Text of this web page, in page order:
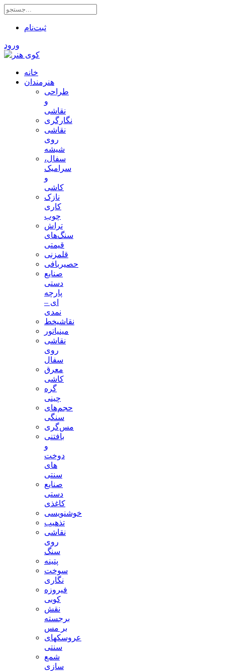
ثبت‌نام
ورود
خانه
هنرمندان
طراحی
و
نقاشی
نگارگری
نقاشی
روی
شیشه
سفال،
سرامیک
و
کاشی
نازک
کاری
چوب
تراش
سنگ‌های
قیمتی
قلمزنی
حصیربافی
صنایع
دستی
پارچه
ای –
نمدی
نقاشیخط
مینیاتور
نقاشی
روی
سفال
معرق
کاشی
گره
چینی
حجم‌های
سنگی
مس‌گری
بافتنی‌
و
دوخت
های
سنتی
صنایع
دستی
کاغذی
خوشنویسی
تذهیب
نقاشی
روی
سنگ
پتینه
سوخت
نگاری
فیروزه
کوبی
نقش
برجسته
بر مس
عروسکهای
سنتی
شمع
سازی